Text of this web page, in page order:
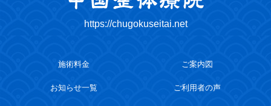
https://chugokuseitai.net
施術料金 ご案内図
お知らせ一覧 ご利用者の声